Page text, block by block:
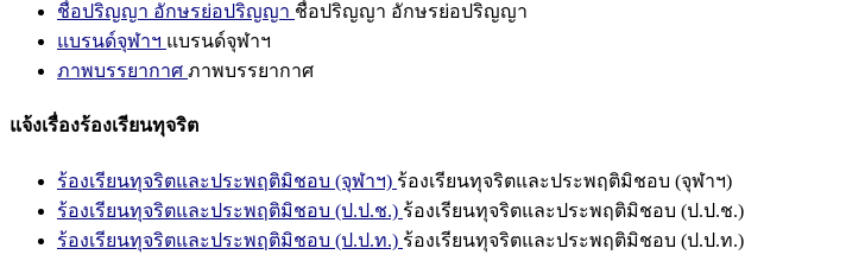
ชื่อปริญญา อักษรย่อปริญญา ชื่อปริญญา อักษรย่อปริญญา
แบรนด์จุฬาฯ แบรนด์จุฬาฯ
ภาพบรรยากาศ ภาพบรรยากาศ
แจ้งเรื่องร้องเรียนทุจริต
ร้องเรียนทุจริตและประพฤติมิชอบ (จุฬาฯ) ร้องเรียนทุจริตและประพฤติมิชอบ (จุฬาฯ)
ร้องเรียนทุจริตและประพฤติมิชอบ (ป.ป.ช.) ร้องเรียนทุจริตและประพฤติมิชอบ (ป.ป.ช.)
ร้องเรียนทุจริตและประพฤติมิชอบ (ป.ป.ท.) ร้องเรียนทุจริตและประพฤติมิชอบ (ป.ป.ท.)